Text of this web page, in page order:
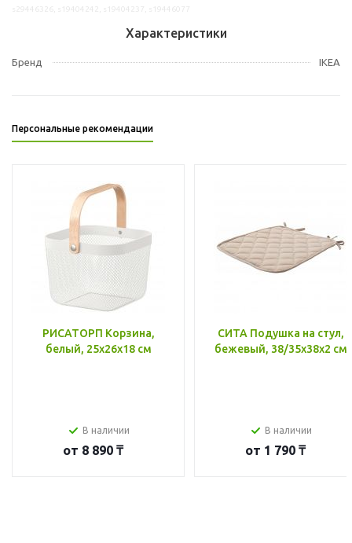
Характеристики
Бренд IKEA
Персональные рекомендации
РИСАТОРП Корзина,
белый, 25x26x18 см
В наличии
от 8 890 ₸
СИТА Подушка на стул,
бежевый, 38/35x38x2 см
В наличии
от 1 790 ₸